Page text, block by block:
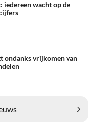
iedereen wacht op de
ondanks vrijkomen van